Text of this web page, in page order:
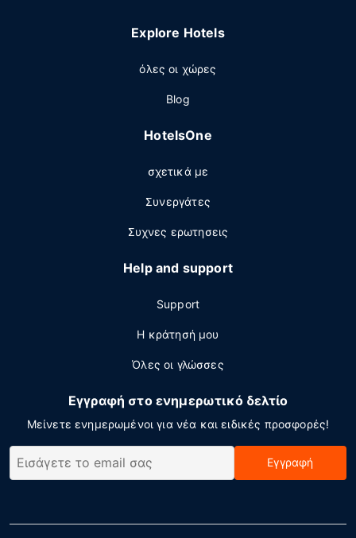
Explore Hotels
όλες οι χώρες
Blog
HotelsOne
σχετικά με
Συνεργάτες
Συχνες ερωτησεις
Help and support
Support
Η κράτησή μου
Όλες οι γλώσσες
Εγγραφή στο ενημερωτικό δελτίο
Μείνετε ενημερωμένοι για νέα και ειδικές προσφορές!
Εγγραφή